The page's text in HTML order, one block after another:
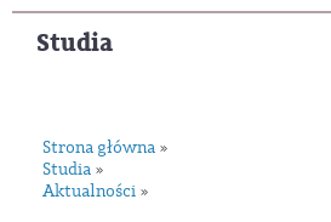
Studia
Strona główna »
Studia »
Aktualności »